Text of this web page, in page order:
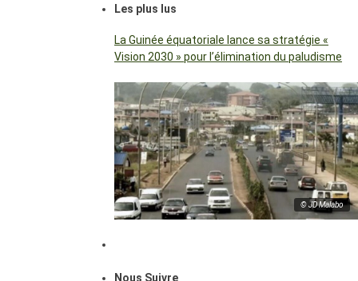
Les plus lus
La Guinée équatoriale lance sa stratégie «
Vision 2030 » pour l’élimination du paludisme
© JD Malabo
Nous Suivre